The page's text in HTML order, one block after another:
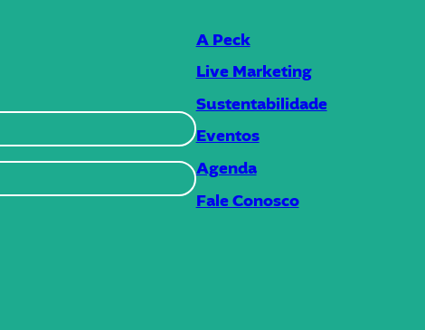
A Peck
Live Marketing
Sustentabilidade
Eventos
Agenda
Fale Conosco